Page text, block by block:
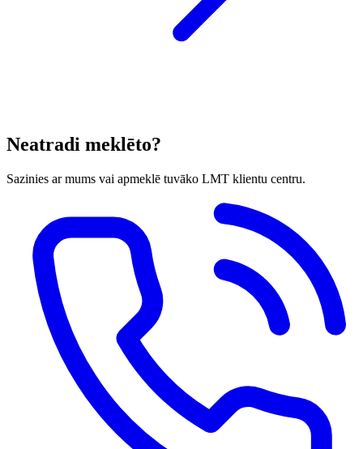
Neatradi meklēto?
Sazinies ar mums vai apmeklē tuvāko LMT klientu centru.